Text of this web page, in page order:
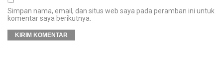
Simpan nama, email, dan situs web saya pada peramban ini untuk
komentar saya berikutnya.